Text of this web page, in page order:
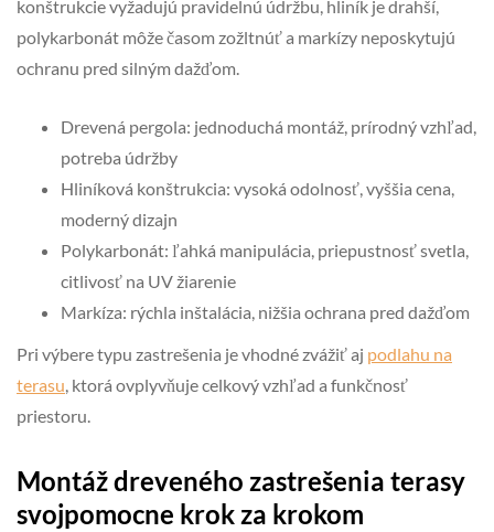
konštrukcie vyžadujú pravidelnú údržbu, hliník je drahší,
polykarbonát môže časom zožltnúť a markízy neposkytujú
ochranu pred silným dažďom.
Drevená pergola: jednoduchá montáž, prírodný vzhľad,
potreba údržby
Hliníková konštrukcia: vysoká odolnosť, vyššia cena,
moderný dizajn
Polykarbonát: ľahká manipulácia, priepustnosť svetla,
citlivosť na UV žiarenie
Markíza: rýchla inštalácia, nižšia ochrana pred dažďom
Pri výbere typu zastrešenia je vhodné zvážiť aj podlahu na
terasu, ktorá ovplyvňuje celkový vzhľad a funkčnosť
priestoru.
Montáž dreveného zastrešenia terasy
svojpomocne krok za krokom